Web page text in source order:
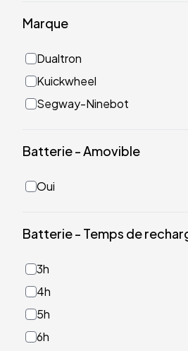
Marque
Dualtron
Kuickwheel
Segway-Ninebot
Batterie - Amovible
Oui
Batterie - Temps de
3h
4h
5h
6h